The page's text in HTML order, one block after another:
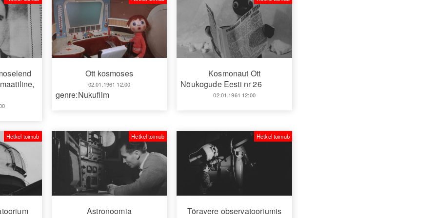
Ott kosmoses
02.01.1961 12:00
genre:Nukufilm
Kosmonaut Ott
Nõukogude Eesti nr 26
02.01.1961 12:00
Hetkel toimub
Astronoomia
Hetkel toimub
Tõravere observatooriumis
Hetkel toimub